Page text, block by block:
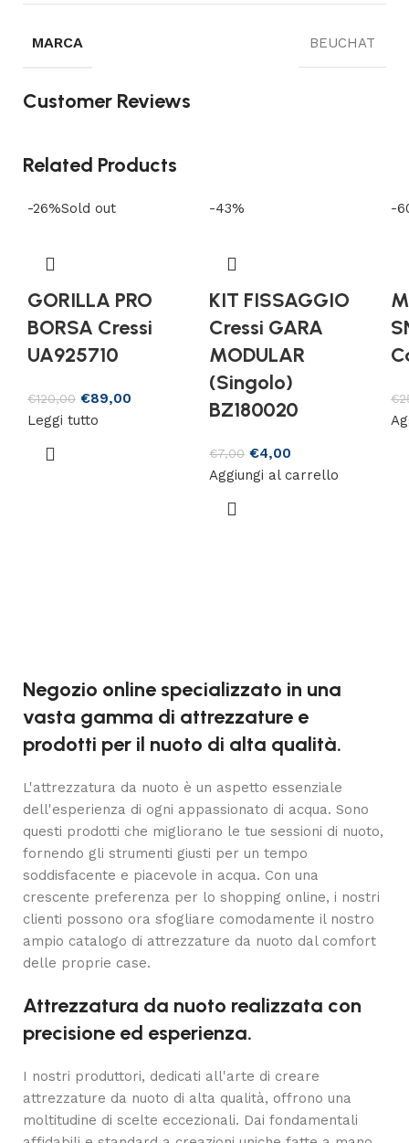
MARCA BEUCHAT
Customer Reviews
Related Products
-26%Sold out
GORILLA PRO
BORSA Cressi
UA925710
€120,00 €89,00
Leggi tutto
-43%
KIT FISSAGGIO
Cressi GARA
MODULAR
(Singolo)
BZ180020
€7,00 €4,00
Aggiungi al carrello
-
€
Negozio online specializzato in una
vasta gamma di attrezzature e
prodotti per il nuoto di alta qualità.
L'attrezzatura da nuoto è un aspetto essenziale
dell'esperienza di ogni appassionato di acqua. Sono
questi prodotti che migliorano le tue sessioni di nuoto,
fornendo gli strumenti giusti per un tempo
soddisfacente e piacevole in acqua. Con una
crescente preferenza per lo shopping online, i nostri
clienti possono ora sfogliare comodamente il nostro
ampio catalogo di attrezzature da nuoto dal comfort
delle proprie case.
Attrezzatura da nuoto realizzata con
precisione ed esperienza.
I nostri produttori, dedicati all'arte di creare
attrezzature da nuoto di alta qualità, offrono una
moltitudine di scelte eccezionali. Dai fondamentali